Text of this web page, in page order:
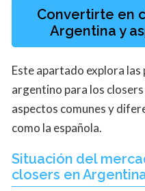
Convertirte en
Argentina y
Este apartado explora
argentino para los
aspectos comunes y
como la española.
Situación del
closers en